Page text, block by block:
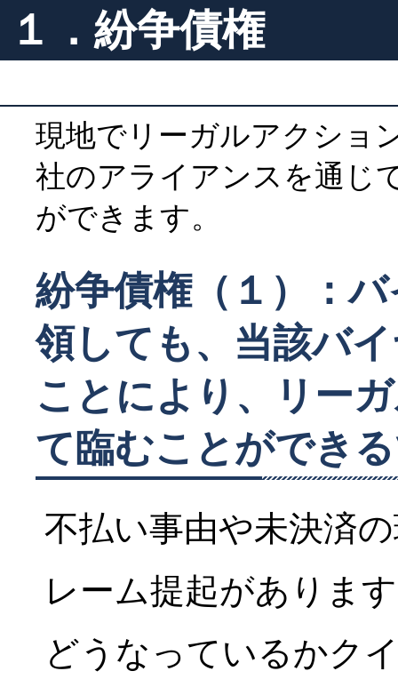
１．紛争債権
現地でリーガルアクショ
社のアライアンスを通じ
ができます。
紛争債権（１）：
領しても、当該バ
ことにより、リー
て臨むことができ
不払い事由や未決済
レーム提起がありま
どうなっているかク